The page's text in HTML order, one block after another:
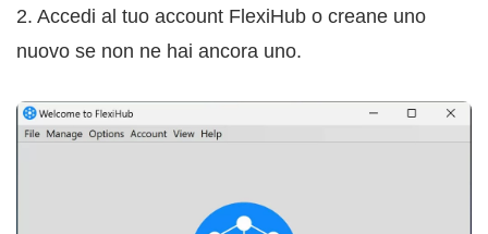
2. Accedi al tuo account FlexiHub o creane uno
nuovo se non ne hai ancora uno.